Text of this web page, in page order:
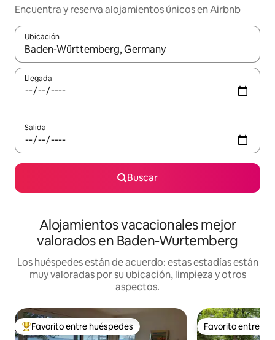
Encuentra y reserva alojamientos únicos en Airbnb
Ubicación
Cuando los resultados estén disponibles, navega con las
Llegada
Salida
Buscar
Alojamientos vacacionales mejor
valorados en Baden-Wurtemberg
Los huéspedes están de acuerdo: estas estadías están
muy valoradas por su ubicación, limpieza y otros
aspectos.
Favorito entre huéspedes preferido
Favorito entre huéspedes Favorito entre
Favorito entre